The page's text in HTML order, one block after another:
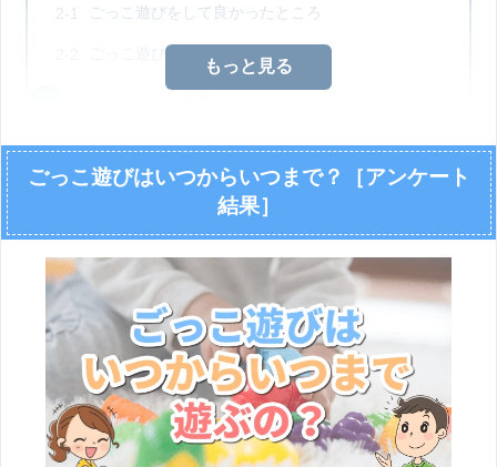
ごっこ遊びをして良かったところ
ごっこ遊びをして悪かったところ
1歳〜2歳 見立てて遊ぶ
3歳〜4歳 本格的なごっこ遊び
5歳以降 子ども達だけのごっこ遊び
ごっこ遊びで得られる知育効果
協調性が養われる
想像力が養われる
観察力が身につく
社会性が身につく
もっと見る
ごっこ遊びはいつからいつまで？［アンケート
結果］